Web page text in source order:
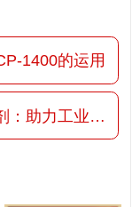
1400的运用
道康宁ACP-1266消泡剂：助力工业清洗提速增效！